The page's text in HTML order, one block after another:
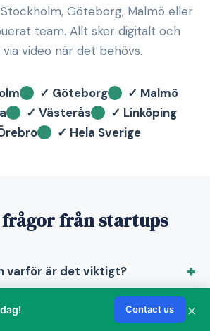
Göteborg, Malmö eller
team. Allt sker digitalt och
video när det behövs.
✓ Göteborg
✓ Malmö
✓ Västerås
✓ Linköping
✓ Hela Sverige
från startups
varför är det viktigt?
Contact us ×